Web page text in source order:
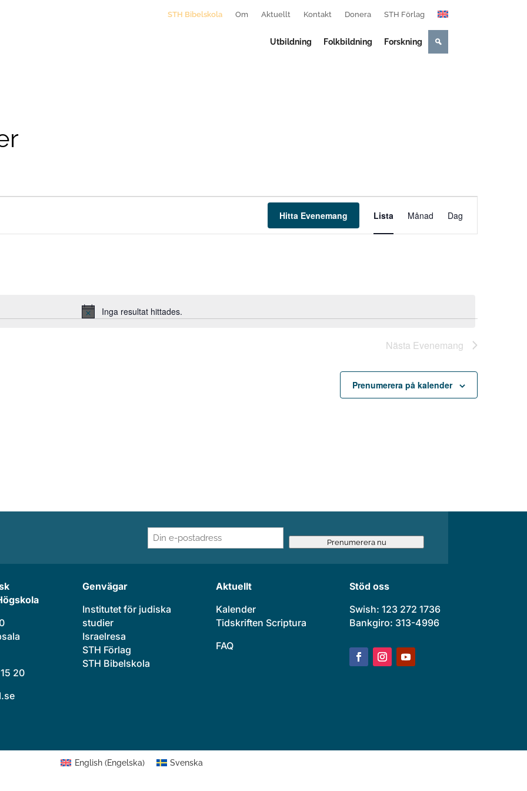
STH Bibelskola Om Aktuellt Kontakt Donera STH Förlag
Utbildning Folkbildning
Forskning
Notis
Inga resultat hittades.
Hitta Evenemang
vynavigering
Lista Månad Dag
Nästa Evenemang
Prenumerera på kalender
E-
post(Obligatoriskt)
Prenumerera nu
20
Genvägar
Institutet för judiska
studier
Israelresa
STH Förlag
STH Bibelskola
Aktuellt
Kalender
Tidskriften Scriptura
FAQ
Stöd oss
Swish: 123 272 1736
Bankgiro: 313-4996
English(Engelska) Svenska